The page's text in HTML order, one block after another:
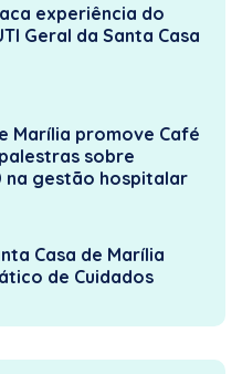
experiência do
Geral da Santa Casa
Marília promove Café
sobre
na gestão hospitalar
Casa de Marília
de Cuidados